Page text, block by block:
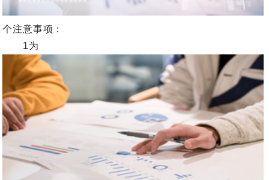
个注意事项：
1为